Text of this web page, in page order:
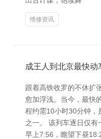
维修资讯
成王人到北京最快动
跟着高铁收罗的不休扩
愈加浮浅。当今，最快
程约需10小时30分钟，
之一。 该列车逐日仅有
早上7:56，瞻望下昼